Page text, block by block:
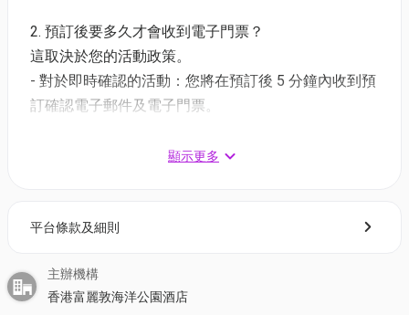
(2) 綠色輕怡半自助午餐 | 適用於星期一至五 12:00-
14:30
價錢：$338 | 原價：$437.8 | 77折
(3)《仲夏熱帶盛宴自助餐》自助午餐 | 任食海鮮雪蟹
*適用於星期六至日 | 12:00-14:30
(4)《仲夏熱帶盛宴自助餐》自助晚餐 | 星期五至日及
適用於星期一至四 | 18:00-21:30
價錢：$712 | 原價：$921.8 | 77折
2. 預訂後要多久才會收到電子門票？
這取決於您的活動政策。
- 對於即時確認的活動：您將在預訂後 5 分鐘內收到預
訂確認電子郵件及電子門票。
1 - 3 個工作天內發送到您所登記的電郵地址。
- 會員可以下載《香港01》流動應用程式(APP) ，並以
按「門票」> 點擊相關活動電子門票；
- 透過訂單電郵內按「查看電子票」連結; 部份活動設
顯示更多
平台條款及細則
主辦機構
香港富麗敦海洋公園酒店